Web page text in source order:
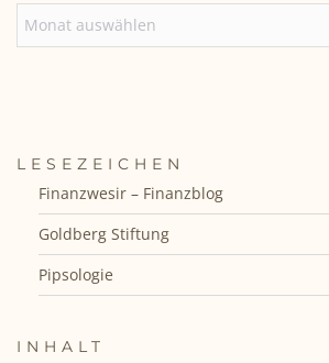
LESEZEICHEN
Finanzwesir – Finanzblog
Goldberg Stiftung
Pipsologie
INHALT